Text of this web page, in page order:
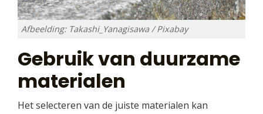
Afbeelding: Takashi_Yanagisawa / Pixabay
Gebruik van duurzame
materialen
Het selecteren van de juiste materialen kan